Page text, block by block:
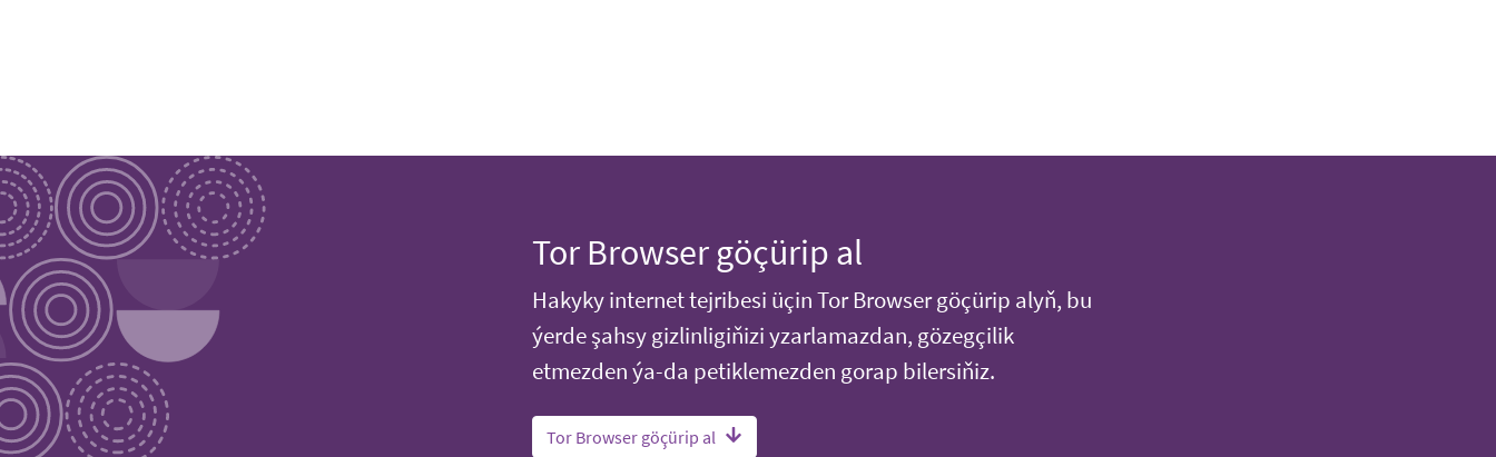
Tor Browser göçürip al
Hakyky internet tejribesi üçin Tor Browser göçürip alyň, bu
ýerde şahsy gizlinligiňizi yzarlamazdan, gözegçilik
etmezden ýa-da petiklemezden gorap bilersiňiz.
Tor Browser göçürip al